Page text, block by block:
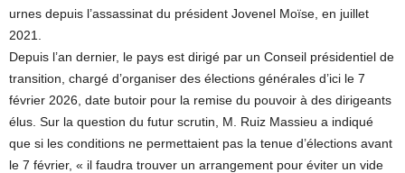
urnes depuis l’assassinat du président Jovenel Moïse, en juillet
2021.
Depuis l’an dernier, le pays est dirigé par un Conseil présidentiel de
transition, chargé d’organiser des élections générales d’ici le 7
février 2026, date butoir pour la remise du pouvoir à des dirigeants
élus. Sur la question du futur scrutin, M. Ruiz Massieu a indiqué
que si les conditions ne permettaient pas la tenue d’élections avant
le 7 février, « il faudra trouver un arrangement pour éviter un vide